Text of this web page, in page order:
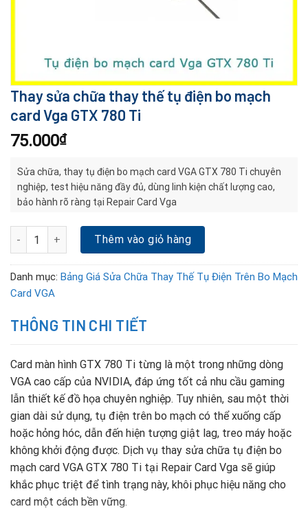
Thay sửa chữa thay thế tụ điện bo mạch
card Vga GTX 780 Ti
75.000₫
Sửa chữa, thay tụ điện bo mạch card VGA GTX 780 Ti chuyên
nghiệp, test hiệu năng đầy đủ, dùng linh kiện chất lượng cao,
bảo hành rõ ràng tại Repair Card Vga
Thay sửa chữa thay thế tụ điện bo mạch card Vga GTX 780 Ti số
Thêm vào giỏ hàng
Danh mục: Bảng Giá Sửa Chữa Thay Thế Tụ Điện Trên Bo Mạch
Card VGA
THÔNG TIN CHI TIẾT
Card màn hình GTX 780 Ti từng là một trong những dòng
VGA cao cấp của NVIDIA, đáp ứng tốt cả nhu cầu gaming
lẫn thiết kế đồ họa chuyên nghiệp. Tuy nhiên, sau một thời
gian dài sử dụng, tụ điện trên bo mạch có thể xuống cấp
hoặc hỏng hóc, dẫn đến hiện tượng giật lag, treo máy hoặc
không khởi động được. Dịch vụ thay sửa chữa tụ điện bo
mạch card VGA GTX 780 Ti tại Repair Card Vga sẽ giúp
khắc phục triệt để tình trạng này, khôi phục hiệu năng cho
card một cách bền vững.